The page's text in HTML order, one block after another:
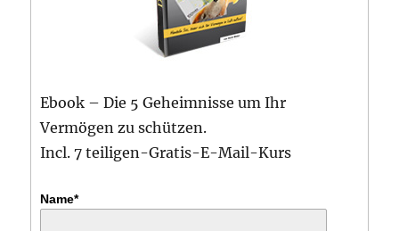
Ebook – Die 5 Geheimnisse um Ihr
Vermögen zu schützen.
Incl. 7 teiligen-Gratis-E-Mail-Kurs
Name*